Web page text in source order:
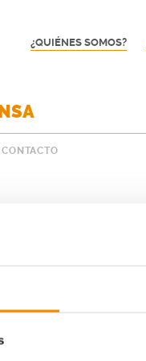
¿QUIÉNES SOMOS?
CONTACTO